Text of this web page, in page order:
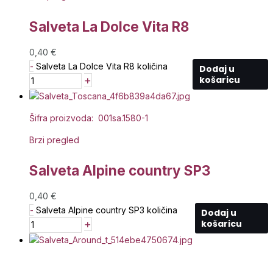
Salveta La Dolce Vita R8
0,40 €
- Salveta La Dolce Vita R8 količina
+
Dodaj u
košaricu
Šifra proizvoda: 001sa.1580-1
Brzi pregled
Salveta Alpine country SP3
0,40 €
- Salveta Alpine country SP3 količina
+
Dodaj u
košaricu